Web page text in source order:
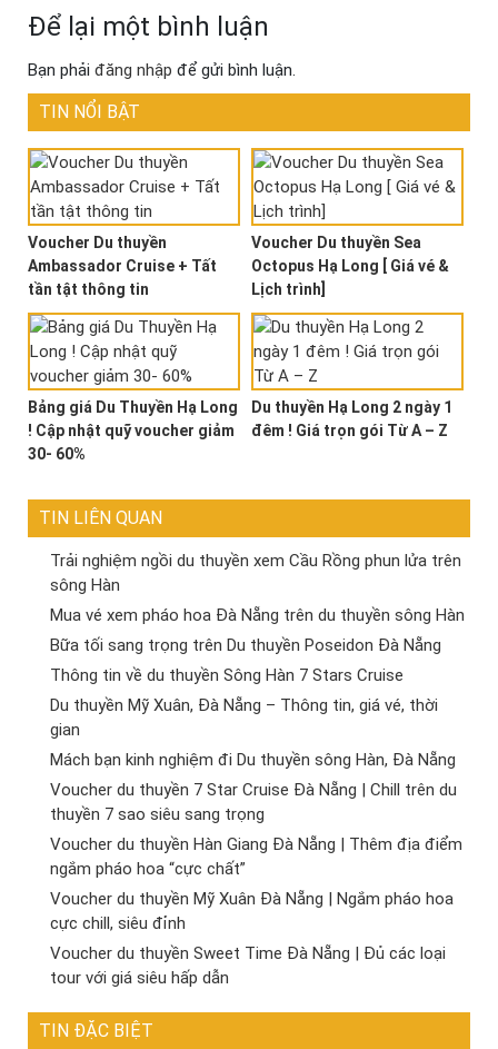
Để lại một bình luận
Bạn phải đăng nhập để gửi bình luận.
TIN NỔI BẬT
Voucher Du thuyền
Ambassador Cruise + Tất
tần tật thông tin
Voucher Du thuyền Sea
Octopus Hạ Long [ Giá vé &
Lịch trình]
Bảng giá Du Thuyền Hạ Long
! Cập nhật quỹ voucher giảm
30- 60%
Du thuyền Hạ Long 2 ngày 1
đêm ! Giá trọn gói Từ A – Z
TIN LIÊN QUAN
Trải nghiệm ngồi du thuyền xem Cầu Rồng phun lửa trên
sông Hàn
Mua vé xem pháo hoa Đà Nẵng trên du thuyền sông Hàn
Bữa tối sang trọng trên Du thuyền Poseidon Đà Nẵng
Thông tin về du thuyền Sông Hàn 7 Stars Cruise
Du thuyền Mỹ Xuân, Đà Nẵng – Thông tin, giá vé, thời
gian
Mách bạn kinh nghiệm đi Du thuyền sông Hàn, Đà Nẵng
Voucher du thuyền 7 Star Cruise Đà Nẵng | Chill trên du
thuyền 7 sao siêu sang trọng
Voucher du thuyền Hàn Giang Đà Nẵng | Thêm địa điểm
ngắm pháo hoa “cực chất”
Voucher du thuyền Mỹ Xuân Đà Nẵng | Ngắm pháo hoa
cực chill, siêu đỉnh
Voucher du thuyền Sweet Time Đà Nẵng | Đủ các loại
tour với giá siêu hấp dẫn
TIN ĐẶC BIỆT